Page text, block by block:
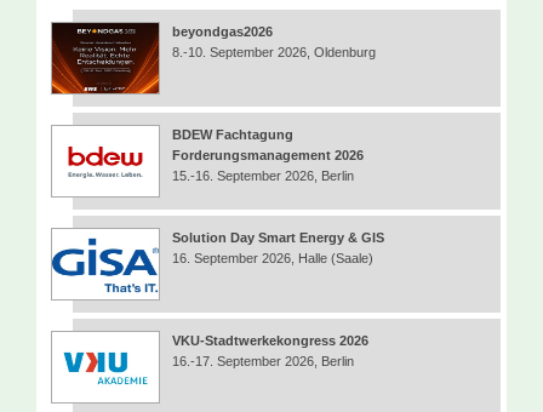
beyondgas2026
8.-10. September 2026, Oldenburg
BDEW Fachtagung
Forderungsmanagement 2026
15.-16. September 2026, Berlin
Solution Day Smart Energy & GIS
16. September 2026, Halle (Saale)
VKU-Stadtwerkekongress 2026
16.-17. September 2026, Berlin